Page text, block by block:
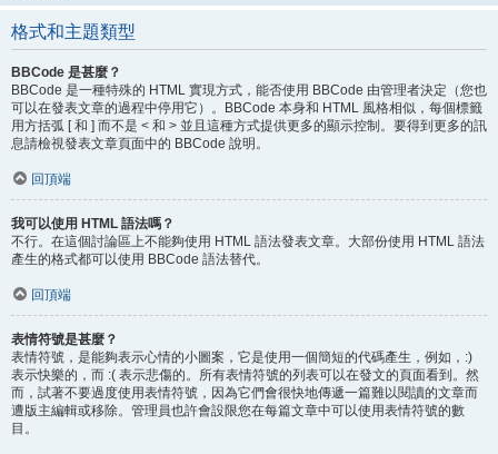
格式和主題類型
BBCode 是甚麼？
BBCode 是一種特殊的 HTML 實現方式，能否使用 BBCode 由管理者決定（您也
可以在發表文章的過程中停用它）。BBCode 本身和 HTML 風格相似，每個標籤
用方括弧 [ 和 ] 而不是 < 和 > 並且這種方式提供更多的顯示控制。要得到更多的訊
息請檢視發表文章頁面中的 BBCode 說明。
回頂端
我可以使用 HTML 語法嗎？
不行。在這個討論區上不能夠使用 HTML 語法發表文章。大部份使用 HTML 語法
產生的格式都可以使用 BBCode 語法替代。
回頂端
表情符號是甚麼？
表情符號，是能夠表示心情的小圖案，它是使用一個簡短的代碼產生，例如，:)
表示快樂的，而 :( 表示悲傷的。所有表情符號的列表可以在發文的頁面看到。然
而，試著不要過度使用表情符號，因為它們會很快地傳遞一篇難以閱讀的文章而
遭版主編輯或移除。管理員也許會設限您在每篇文章中可以使用表情符號的數
目。